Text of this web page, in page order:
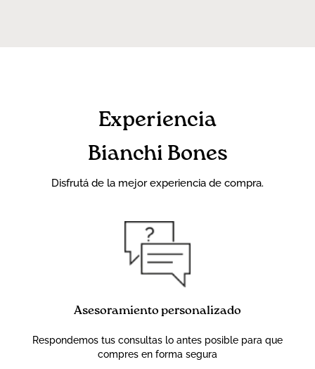
Experiencia
Bianchi Bones
Disfrutá de la mejor experiencia de compra.
Asesoramiento personalizado
Respondemos tus consultas lo antes posible para que
compres en forma segura